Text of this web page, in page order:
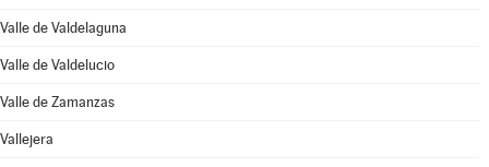
Valle de Valdelaguna
Valle de Valdelucio
Valle de Zamanzas
Vallejera